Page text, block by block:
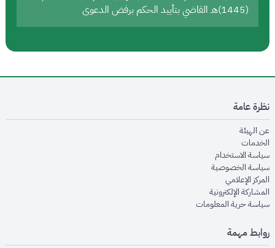
(1445)هـ القاضي بتأييد الحكم برفض الدعوى
نظرة عامة
عن الهيئةopens in new window
الخدماتopens in new window
سياسة الاستخدام
سياسة الخصوصيةopens in new window
المركز الإعلاميopens in new window
المشاركة الإلكترونيةopens in new window
سياسة حرية المعلوماتopens in new window
روابط مهمة